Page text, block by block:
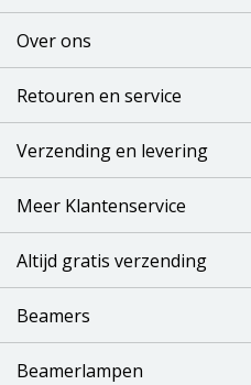
Over ons
Retouren en service
Verzending en levering
Meer Klantenservice
Altijd gratis verzending
Beamers
Beamerlampen